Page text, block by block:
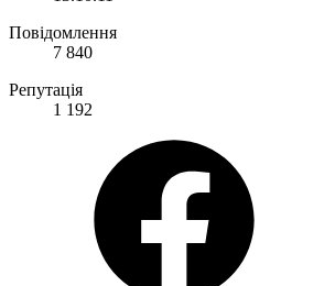
Повідомлення
7 840
Репутація
1 192